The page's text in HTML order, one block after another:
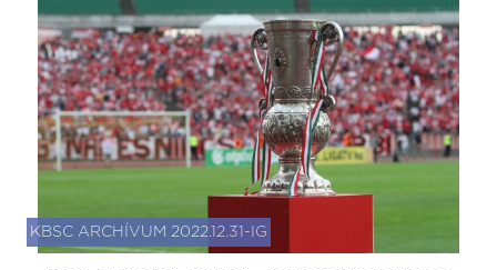
KBSC ARCHÍVUM 2022.12.31-IG